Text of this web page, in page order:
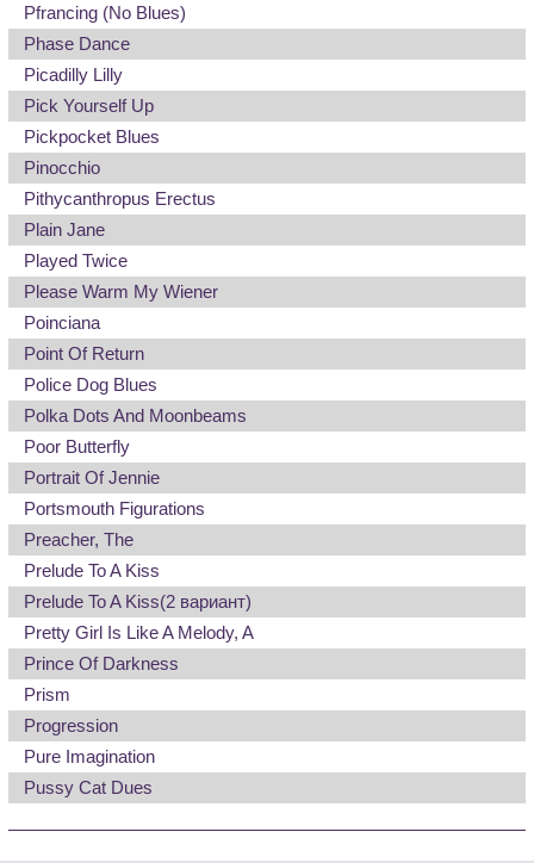
Pfrancing (No Blues)
Phase Dance
Picadilly Lilly
Pick Yourself Up
Pickpocket Blues
Pinocchio
Pithycanthropus Erectus
Plain Jane
Played Twice
Please Warm My Wiener
Poinciana
Point Of Return
Police Dog Blues
Polka Dots And Moonbeams
Poor Butterfly
Portrait Of Jennie
Portsmouth Figurations
Preacher, The
Prelude To A Kiss
Prelude To A Kiss(2 вариант)
Pretty Girl Is Like A Melody, A
Prince Of Darkness
Prism
Progression
Pure Imagination
Pussy Cat Dues